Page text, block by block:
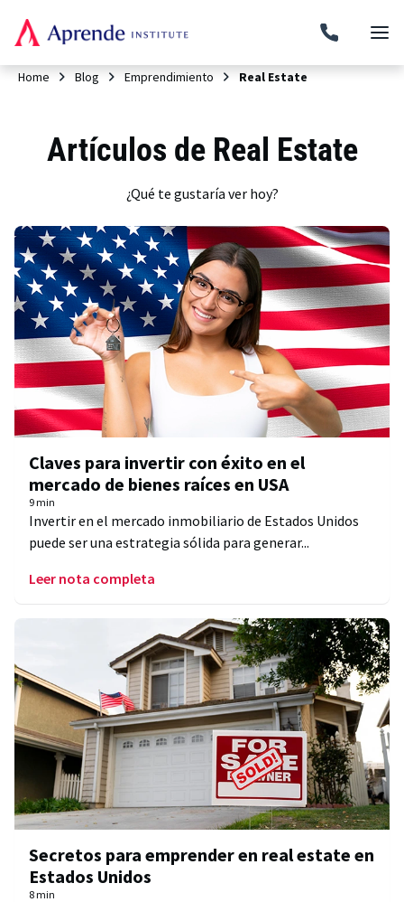
Home Blog Emprendimiento Real Estate
Artículos de Real Estate
¿Qué te gustaría ver hoy?
Claves para invertir con éxito en el
mercado de bienes raíces en USA
9 min
Invertir en el mercado inmobiliario de Estados Unidos
puede ser una estrategia sólida para generar...
Leer nota completa
Secretos para emprender en real estate en
Estados Unidos
8 min